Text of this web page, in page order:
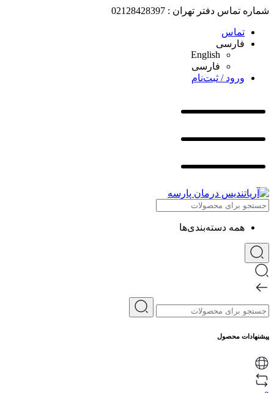
شماره تماس دفتر تهران : 02128428397
تماس
فارسی
English
فارسی
ورود / ثبت‌نام
همه دسته‌بندی‌ها
پیشنهادات محصول